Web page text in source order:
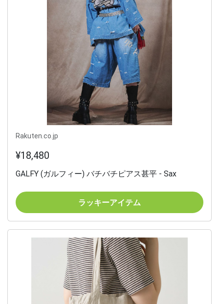
Rakuten.co.jp
¥18,480
GALFY (ガルフィー) バチバチピアス甚平 - Sax
ラッキーアイテム